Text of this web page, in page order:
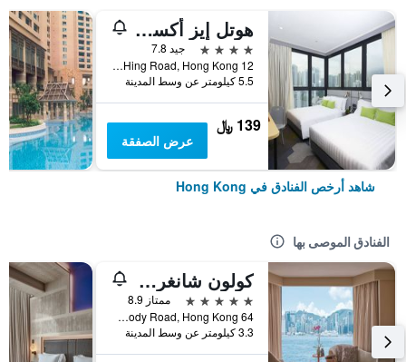
هوتل إيز أكسيس تسين وان
4 نجوم
جيد 7.8
12 Ka Hing Road, Hong Kong, هونغ كونغ
5.5 كيلومتر عن وسط المدينة
139 ﷼
عرض الصفقة
شاهد أرخص الفنادق في Hong Kong
الفنادق الموصى بها
كولون شانغري- لا
5 نجوم
ممتاز 8.9
64 Mody Road, Hong Kong, هونغ كونغ
3.3 كيلومتر عن وسط المدينة